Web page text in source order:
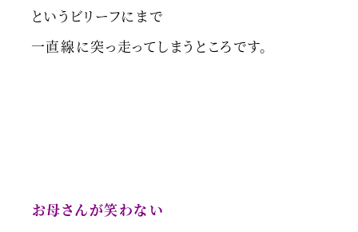
というビリーフにまで
一直線に突っ走ってしまうところです。
お母さんが笑わない